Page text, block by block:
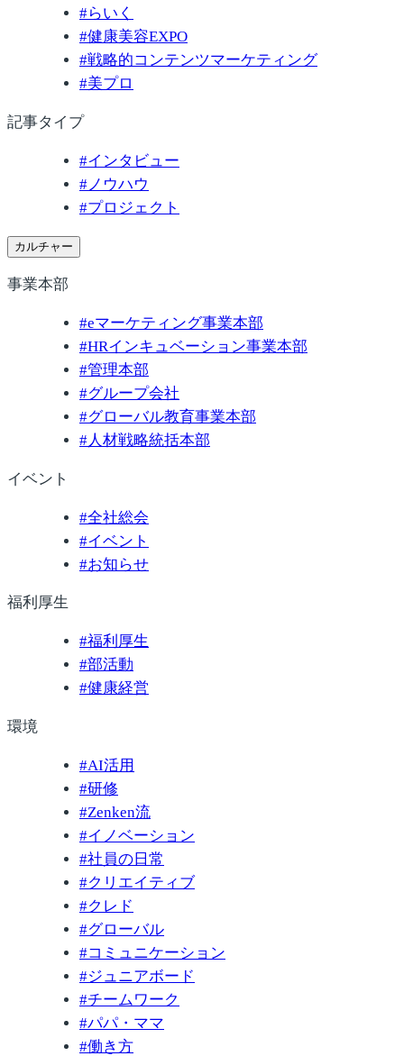
#らいく
#健康美容EXPO
#戦略的コンテンツマーケティング
#美プロ
記事タイプ
#インタビュー
# ノウハウ
#プロジェクト
カルチャー
事業本部
#eマーケティング事業本部
#HRインキュベーション事業本部
#管理本部
#グループ会社
#グローバル教育事業本部
#人材戦略統括本部
イベント
#全社総会
#イベント
#お知らせ
福利厚生
#福利厚生
#部活動
#健康経営
環境
#AI活用
#研修
#Zenken流
#イノベーション
#社員の日常
#クリエイティブ
#クレド
#グローバル
#コミュニケーション
#ジュニアボード
#チームワーク
#パパ・ママ
#働き方